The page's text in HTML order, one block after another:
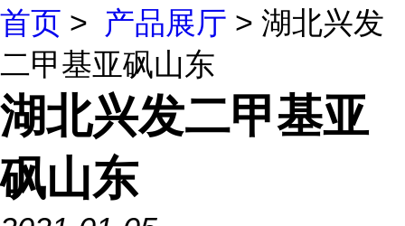
首页 > 产品展厅 > 湖北兴发
二甲基亚砜山东
湖北兴发二甲基亚
砜山东